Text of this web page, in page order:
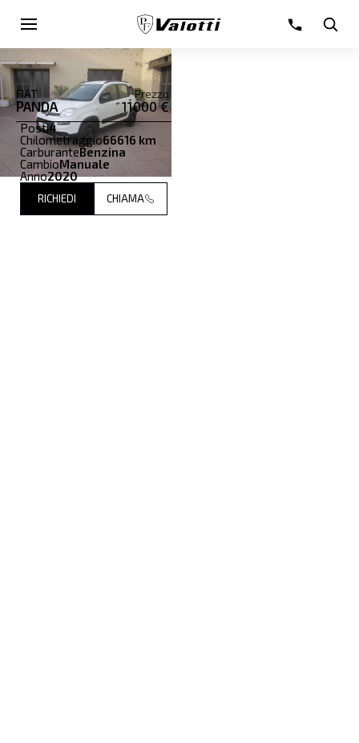
FIAT
PANDA
Prezzo
11000 €
Posti4
Chilometraggio66616 km
CarburanteBenzina
CambioManuale
Anno2020
RICHIEDI CHIAMA